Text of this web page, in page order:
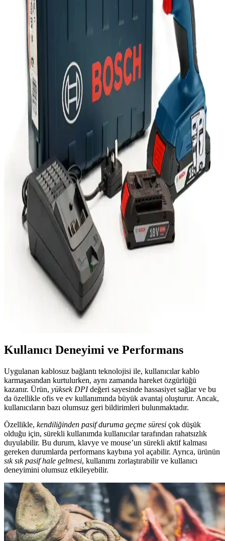
Ugreen CAT6 yassı Ethernet kablosu, yüksek hız, dayanıklılık ve
pratik kullanım özellikleriyle dar alanlarda ideal çözüm sunar. Uzun
ömürlü ve estetik tasarımıyla güvenilir bağlantı sağlar.
Kensa Doubleshock 4 ve Dexxony Oyun Kolu
Karşılaştırması: Özellikler ve Kullanıcı Yorumları
Kensa Doubleshock 4 ve Dexxony oyun kolunun bağlantı, titreşim,
ergonomi ve kullanıcı memnuniyeti açısından karşılaştırması. Her iki
ürünün avantajları ve kullanıcı yorumları detaylı inceleniyor.
Logitech MX Master 3 Kablosuz Fare: Ergonomik
Tasarım ve Çoklu İşlevsellik Özellikleri
Logitech MX Master 3, ergonomik tasarımı, yüksek hassasiyet
sensörü ve çoklu cihaz desteğiyle öne çıkan kablosuz fare,
profesyonellerin ve teknoloji tutkunlarının tercih ettiği üstün
performans sağlar.
Marshall Major III Bluetooth CT Kulaklık
İncelemesi: Tasarım, Ses ve Kullanım Özellikleri
Marshall Major III Bluetooth CT kulaklık, şık tasarımı, üstün ses
kalitesi ve uzun pil ömrü ile öne çıkar. Kablosuz kullanım ve yüksek
konfor sağlayan özellikleriyle günlük ve profesyonel kullanım için
Bosch GDX 180-Lİ Kablosuz Darbeli Matkap:
Güçlü ve Çok Yönlü Profesyonel El Aleti
Bosch GDX 180-Lİ, çift fonksiyonlu, yüksek torklu ve kablosuz
tasarımıyla profesyonel ve hobi kullanımı için ideal, dayanıklı ve
çok yönlü darbeli matkap. İşleri hızlandırır, hareket özgürlüğü sağlar.
Kullanıcı Deneyimi ve Performans
Uygulanan kablosuz bağlantı teknolojisi ile, kullanıcılar kablo
karmaşasından kurtulurken, aynı zamanda hareket özgürlüğü
kazanır. Ürün, yüksek DPIdeğeri sayesinde hassasiyet sağlar ve bu
da özellikle ofis ve ev kullanımında büyük avantaj oluşturur. Ancak,
kullanıcıların bazı olumsuz geri bildirimleri bulunmaktadır.
Özellikle, kendiliğinden pasif duruma geçme süresi çok düşük
olduğu için, sürekli kullanımda kullanıcılar tarafından rahatsızlık
duyulabilir. Bu durum, klavye ve mouse’un sürekli aktif kalması
gereken durumlarda performans kaybına yol açabilir. Ayrıca, ürünün
sık sık pasif hale gelmesi, kullanımı zorlaştırabilir ve kullanıcı
deneyimini olumsuz etkileyebilir.